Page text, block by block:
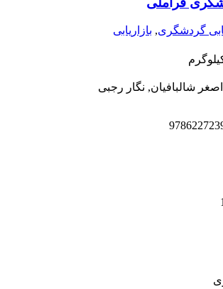
گردشگری, بازاریابی
شالبافیان, نگار رجبی